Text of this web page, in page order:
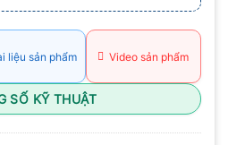
liệu sản phẩm Video sản phẩm
SỐ KỸ THUẬT